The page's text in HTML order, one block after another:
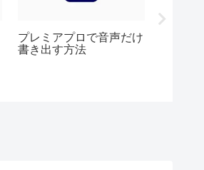
プレミアプロで音声だけ
書き出す方法